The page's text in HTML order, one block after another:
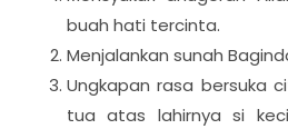
buah hati tercinta.
Menjalankan sunah
Ungkapan rasa bersuka
tua atas lahirnya si